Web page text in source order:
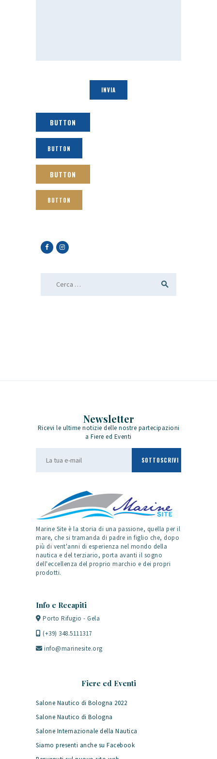
BUTTON
BUTTON
BUTTON
BUTTON
Newsletter
Ricevi le ultime notizie delle nostre partecipazioni
a Fiere ed Eventi
Marine Site è la storia di una passione, quella per il
mare, che si tramanda di padre in figlio che, dopo
più di vent'anni di esperienza nel mondo della
nautica e del terziario, porta avanti il sogno
dell'eccellenza del proprio marchio e dei propri
prodotti.
Info e Recapiti
Porto Rifugio - Gela
(+39) 348.5111317
info@marinesite.org
Fiere ed Eventi
Salone Nautico di Bologna 2022
Salone Nautico di Bologna
Salone Internazionale della Nautica
Siamo presenti anche su Facebook